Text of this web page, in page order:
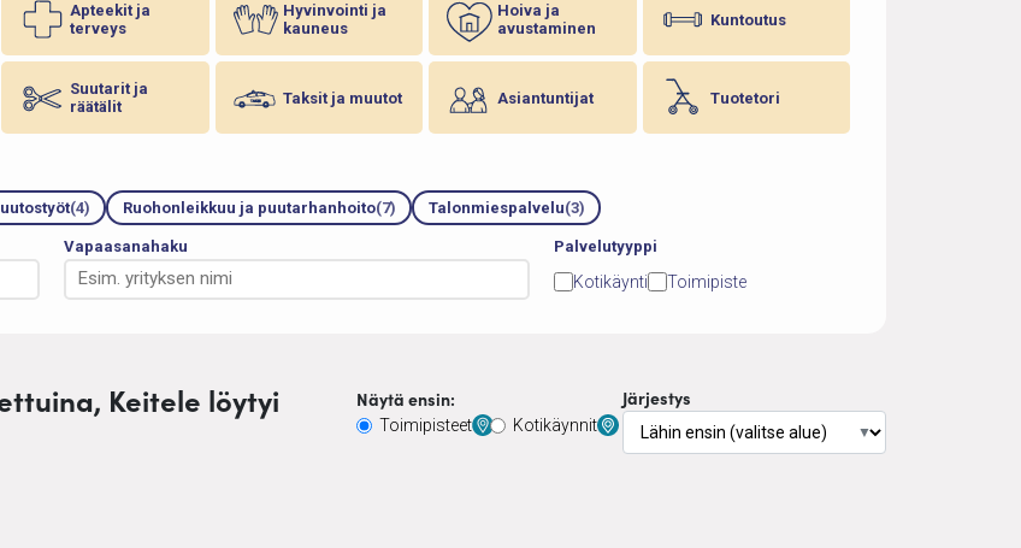
Apteekit ja
terveys
Hyvinvointi ja
kauneus
Hoiva ja
avustaminen
Kuntoutus
Suutarit ja
räätälit
Taksit ja muutot Asiantuntijat Tuotetori
(4) Ruohonleikkuu ja puutarhanhoito(7) Talonmiespalvelu(3)
Vapaasanahaku Palvelutyyppi
Kotikäynti Toimipiste
Keitele löytyi
Näytä ensin:
Toimipisteet Kotikäynnit
Järjestys
▼